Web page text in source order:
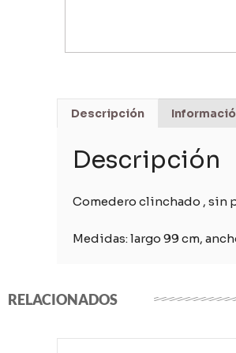
Descripción
Descripción
Comedero clinchado , sin
Medidas: largo 99 cm,
RELACIONADOS